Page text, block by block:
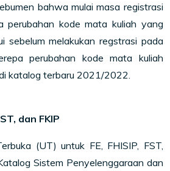
bahwa mulai masa registrasi
perubahan kode mata kuliah yang
sebelum melakukan regstrasi pada
perubahan kode mata kuliah
katalog terbaru 2021/2022.
dan FKIP
(UT) untuk FE, FHISIP, FST,
Sistem Penyelenggaraan dan